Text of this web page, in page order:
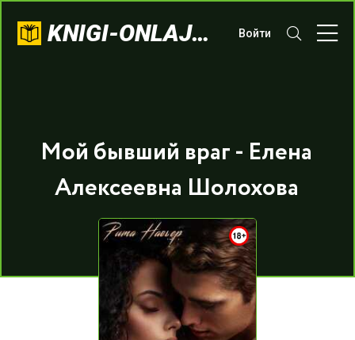
KNIGI-ONLAJN.COM Войти
Мой бывший враг - Елена
Алексеевна Шолохова